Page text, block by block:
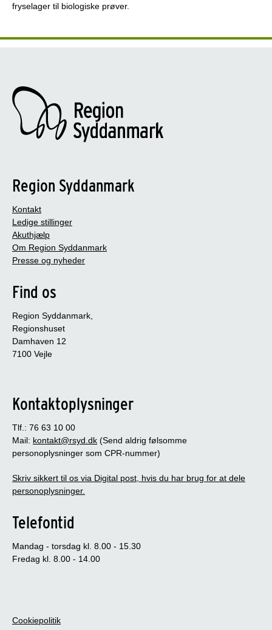
fryselager til biologiske prøver.
Region Syddanmark
Kontakt
Ledige stillinger
Akuthjælp
Om Region Syddanmark
Presse og nyheder
Find os
Region Syddanmark,
Regionshuset
Damhaven 12
7100 Vejle
Kontaktoplysninger
Tlf.: 76 63 10 00
Mail: kontakt@rsyd.dk (Send aldrig følsomme
personoplysninger som CPR-nummer)
Skriv sikkert til os via Digital post, hvis du har brug for at dele
personoplysninger.
Telefontid
Mandag - torsdag kl. 8.00 - 15.30
Fredag kl. 8.00 - 14.00
Cookiepolitik